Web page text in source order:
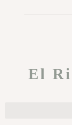
El